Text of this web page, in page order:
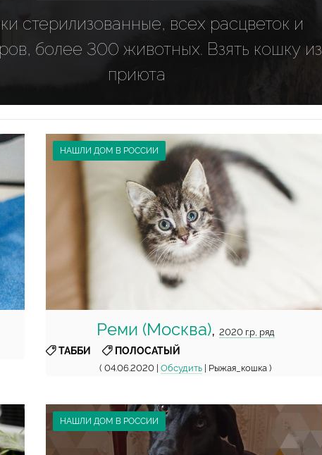
стерилизованные, всех расцветок и
более 300 животных. Взять кошку из
приюта
НАШЛИ ДОМ В РОССИИ
Реми (Москва), 2020 г.р, ряд
ТАББИ
ПОЛОСАТЫЙ
( 04.06.2020 |Обсудить | Рыжая_кошка )
НАШЛИ ДОМ В РОССИИ